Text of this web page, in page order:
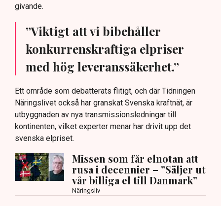
givande.
”Viktigt att vi bibehåller
konkurrenskraftiga elpriser
med hög leveranssäkerhet.”
Ett område som debatterats flitigt, och där Tidningen
Näringslivet också har granskat Svenska kraftnät, är
utbyggnaden av nya transmissionsledningar till
kontinenten, vilket experter menar har drivit upp det
svenska elpriset.
Missen som får elnotan att
rusa i decennier – ”Säljer ut
vår billiga el till Danmark”
Näringsliv